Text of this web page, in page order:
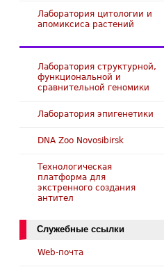
Лаборатория цитологии и
апомиксиса растений
Лаборатория структурной,
функциональной и
сравнительной геномики
Лаборатория эпигенетики
DNA Zoo Novosibirsk
Технологическая
платформа для
экстренного создания
антител
Служебные ссылки
Web-почта